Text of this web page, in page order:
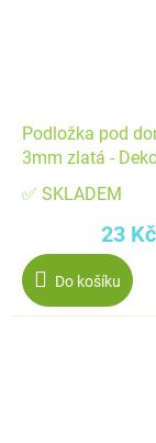
Podložka pod
3mm zlatá -
✅ SKLADEM
23 Kč
Do košíku